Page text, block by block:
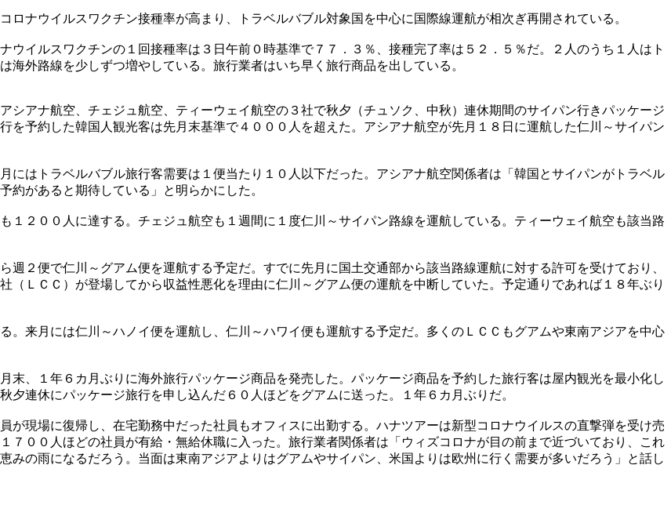
ナウイルスワクチン接種率が高まり、トラベルバブル対象国を中心に国際線運航が相次ぎ再開されている。
イルスワクチンの１回接種率は３日午前０時基準で７７．３％、接種完了率は５２．５％だ。２人のうち１人はト
外路線を少しずつ増やしている。旅行業者はいち早く旅行商品を出している。
シアナ航空、チェジュ航空、ティーウェイ航空の３社で秋夕（チュソク、中秋）連休期間のサイパン行きパッケージ
を予約した韓国人観光客は先月末基準で４０００人を超えた。アシアナ航空が先月１８日に運航した仁川～サイパン
にはトラベルバブル旅行客需要は１便当たり１０人以下だった。アシアナ航空関係者は「韓国とサイパンがトラベル
約があると期待している」と明らかにした。
１２００人に達する。チェジュ航空も１週間に１度仁川～サイパン路線を運航している。ティーウェイ航空も該当路
２便で仁川～グアム便を運航する予定だ。すでに先月に国土交通部から該当路線運航に対する許可を受けており、
（ＬＣＣ）が登場してから収益性悪化を理由に仁川～グアム便の運航を中断していた。予定通りであれば１８年ぶり
。来月には仁川～ハノイ便を運航し、仁川～ハワイ便も運航する予定だ。多くのＬＣＣもグアムや東南アジアを中心
末、１年６カ月ぶりに海外旅行パッケージ商品を発売した。パッケージ商品を予約した旅行客は屋内観光を最小化し
連休にパッケージ旅行を申し込んだ６０人ほどをグアムに送った。１年６カ月ぶりだ。
が現場に復帰し、在宅勤務中だった社員もオフィスに出勤する。ハナツアーは新型コロナウイルスの直撃弾を受け売
７００人ほどの社員が有給・無給休職に入った。旅行業者関係者は「ウィズコロナが目の前まで近づいており、これ
みの雨になるだろう。当面は東南アジアよりはグアムやサイパン、米国よりは欧州に行く需要が多いだろう」と話し